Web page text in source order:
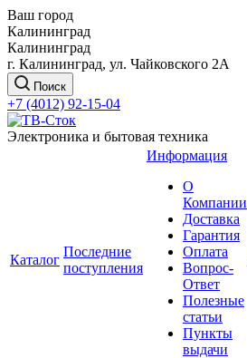
Ваш город
Калининград
Калининград
г. Калининград, ул. Чайковского 2А
Поиск
+7 (4012) 92-15-04
Электроника и бытовая техника
Каталог
Последние
поступления
Информация
О
Компании
Доставка
Гарантия
Оплата
Вопрос-
Ответ
Полезные
статьи
Пункты
выдачи